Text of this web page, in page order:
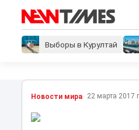
Выборы в Курултай
Новости мира 22 марта 2017